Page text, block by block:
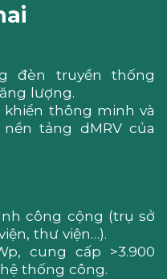
đèn truyền thống
lượng.
thông minh và
tảng dMRV của
công cộng (trụ sở
thư viện…).
cung cấp >3.900
thống công.